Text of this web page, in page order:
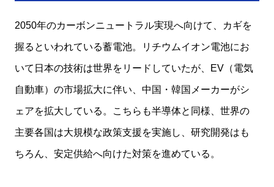
2050年のカーボンニュートラル実現へ向けて、カギを
握るといわれている蓄電池。リチウムイオン電池にお
いて日本の技術は世界をリードしていたが、EV（電気
自動車）の市場拡大に伴い、中国・韓国メーカーがシ
ェアを拡大している。こちらも半導体と同様、世界の
主要各国は大規模な政策支援を実施し、研究開発はも
ちろん、安定供給へ向けた対策を進めている。